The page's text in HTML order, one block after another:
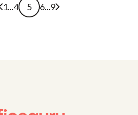
Forrige side
1...4 5 6...9 Næste side